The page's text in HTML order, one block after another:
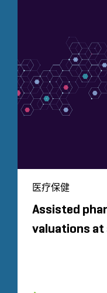
医疗保健
Assisted
valuations at